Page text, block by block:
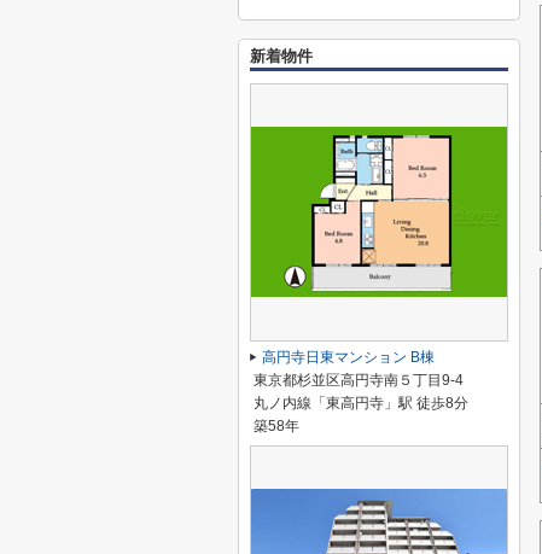
新着物件
高円寺日東マンション B棟
東京都杉並区高円寺南５丁目9-4
丸ノ内線「東高円寺」駅 徒歩8分
築58年